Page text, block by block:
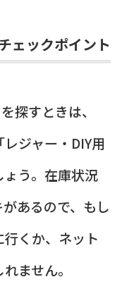
ェックポイント
探すときは、
ジャー・DIY用
う。在庫状況
あるので、もし
くか、ネット
ません。